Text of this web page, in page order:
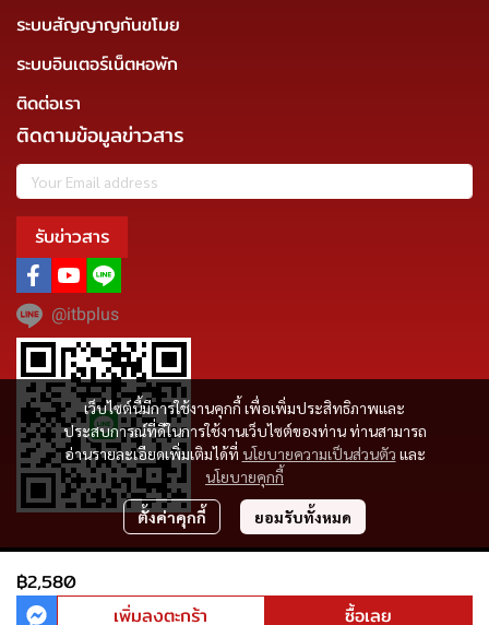
฿2,580
เพิ่มลงตะกร้า
ซื้อเลย
เว็บไซต์นี้มีการใช้งานคุกกี้ เพื่อเพิ่มประสิทธิภาพและ
ประสบการณ์ที่ดีในการใช้งานเว็บไซต์ของท่าน ท่านสามารถ
อ่านรายละเอียดเพิ่มเติมได้ที่ นโยบายความเป็นส่วนตัว และ
นโยบายคุกกี้
ตั้งค่าคุกกี้ ยอมรับทั้งหมด
ระบบสัญญาญกันขโมย
ระบบอินเตอร์เน็ตหอพัก
ติดต่อเรา
ติดตามข้อมูลข่าวสาร
รับข่าวสาร
@itbplus
ผู้เข้าชมวันนี้889